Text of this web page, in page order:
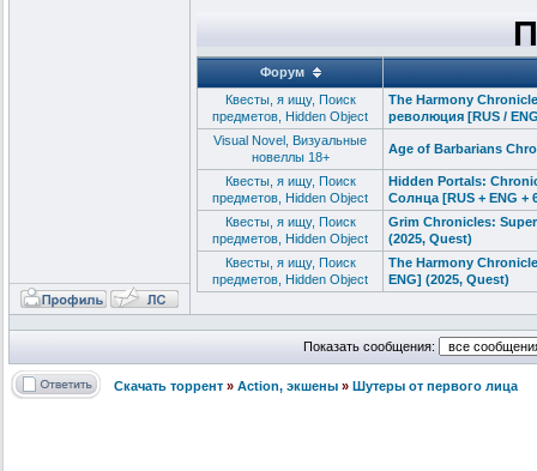
Форум
Квесты, я ищу, Поиск
предметов, Hidden Object
The Harmony
революция [RUS /
Visual Novel, Визуальные
новеллы 18+
Age of Barbarians
Квесты, я ищу, Поиск
предметов, Hidden Object
Hidden Portals:
Солнца [RUS + ENG +
Квесты, я ищу, Поиск
предметов, Hidden Object
Grim Chronicles:
(2025, Quest)
Квесты, я ищу, Поиск
предметов, Hidden Object
The Harmony
ENG] (2025, Quest)
Показать сообщения:
Скачать торрент » Action, экшены » Шутеры от первого лица